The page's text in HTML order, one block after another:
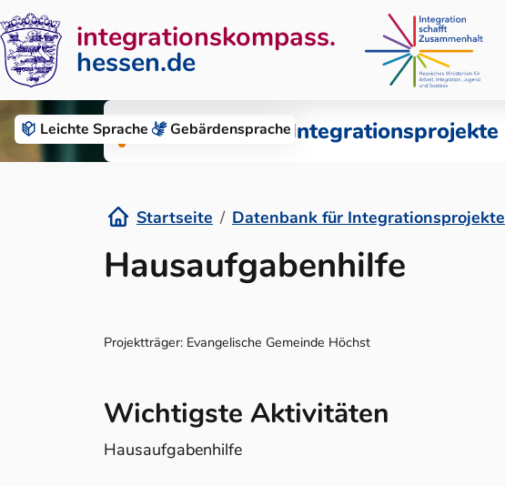
Leichte Sprache Gebärden­sprache
Zum Inhalt springen
integrationskompass.
hessen.de
Datenbank für Integrationsprojekte
Startseite Datenbank für Integrationsprojekte
Details
Hausaufgabenhilfe
Projektträger: Evangelische Gemeinde Höchst
Wichtigste Aktivitäten
Hausaufgabenhilfe